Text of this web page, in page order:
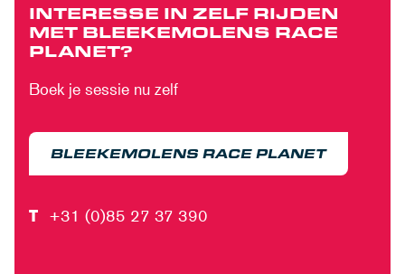
INTERESSE IN ZELF RIJDEN
MET BLEEKEMOLENS RACE
PLANET?
Boek je sessie nu zelf
BLEEKEMOLENS RACE PLANET
T +31 (0)85 27 37 390